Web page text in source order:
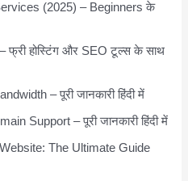
(2025) – Beginners के
फ्री होस्टिंग और SEO टूल्स के साथ
– पूरी जानकारी हिंदी में
Support – पूरी जानकारी हिंदी में
The Ultimate Guide